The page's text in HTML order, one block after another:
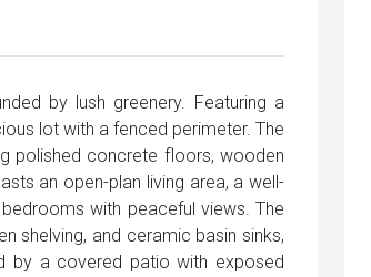
by lush greenery. Featuring a
lot with a fenced perimeter. The
polished concrete floors, wooden
an open-plan living area, a well-
with peaceful views. The
shelving, and ceramic basin sinks,
by a covered patio with exposed